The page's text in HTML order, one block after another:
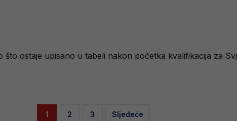
što ostaje upisano u tabeli nakon početka kvalifikacija za
Posts
1 2 3 Sljedeće